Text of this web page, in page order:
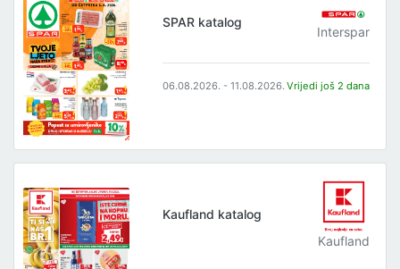
SPAR katalog
Interspar
06.08.2026. - 11.08.2026. Vrijedi još 2 dana
Kaufland katalog
Kaufland